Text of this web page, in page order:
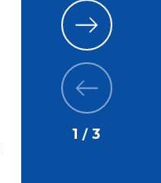
1 /3
5｜ジェン